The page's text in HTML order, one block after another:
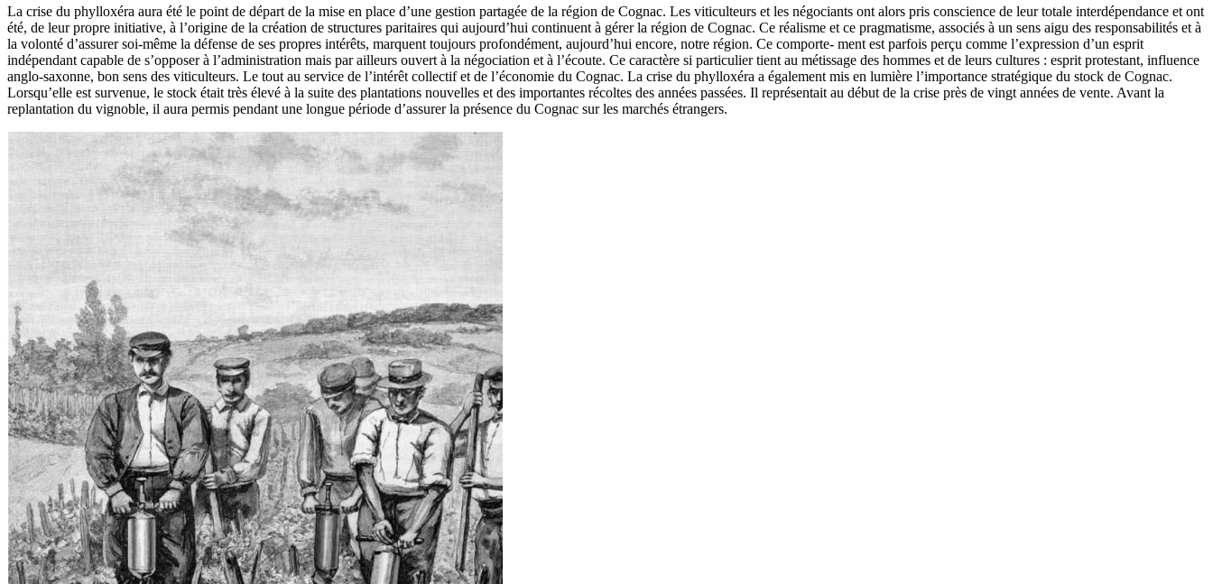
La crise du phylloxéra aura été le point de départ de la mise en place d’une gestion partagée de la région de Cognac. Les viticulteurs et les négociants ont alors pris conscience de leur totale interdépendance et ont
été, de leur propre initiative, à l’origine de la création de structures paritaires qui aujourd’hui continuent à gérer la région de Cognac. Ce réalisme et ce pragmatisme, associés à un sens aigu des responsabilités et à
la volonté d’assurer soi-même la défense de ses propres intérêts, marquent toujours profondément, aujourd’hui encore, notre région. Ce comporte- ment est parfois perçu comme l’expression d’un esprit
indépendant capable de s’opposer à l’administration mais par ailleurs ouvert à la négociation et à l’écoute. Ce caractère si particulier tient au métissage des hommes et de leurs cultures : esprit protestant, influence
anglo-saxonne, bon sens des viticulteurs. Le tout au service de l’intérêt collectif et de l’économie du Cognac. La crise du phylloxéra a également mis en lumière l’importance stratégique du stock de Cognac.
Lorsqu’elle est survenue, le stock était très élevé à la suite des plantations nouvelles et des importantes récoltes des années passées. Il représentait au début de la crise près de vingt années de vente. Avant la
replantation du vignoble, il aura permis pendant une longue période d’assurer la présence du Cognac sur les marchés étrangers.